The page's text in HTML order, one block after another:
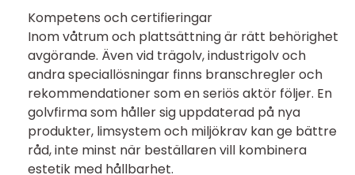
Kompetens och certifieringar
Inom våtrum och plattsättning är rätt behörighet
avgörande. Även vid trägolv, industrigolv och
andra speciallösningar finns branschregler och
rekommendationer som en seriös aktör följer. En
golvfirma som håller sig uppdaterad på nya
produkter, limsystem och miljökrav kan ge bättre
råd, inte minst när beställaren vill kombinera
estetik med hållbarhet.